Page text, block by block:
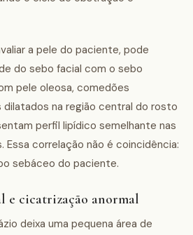
a pele do paciente, pode
do sebo facial com o sebo
pele oleosa, comedões
na região central do rosto
perfil lipídico semelhante nas
Essa correlação não é coincidência:
sebáceo do paciente.
e cicatrização anormal
deixa uma pequena área de